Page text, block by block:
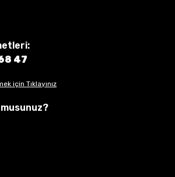
47
için Tıklayınız